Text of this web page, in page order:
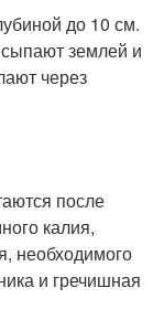
до 10 см.
землей и
через
после
калия,
необходимого
и гречишная